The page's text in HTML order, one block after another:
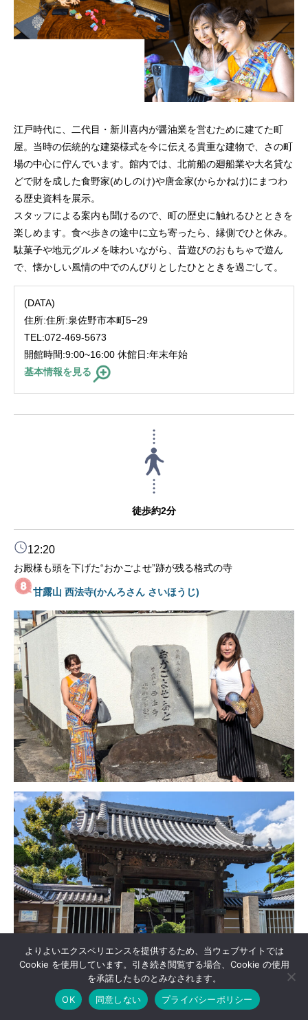
江戸時代に、二代目・新川喜内が醤油業を営むために建てた町
屋。当時の伝統的な建築様式を今に伝える貴重な建物で、さの町
場の中心に佇んでいます。館内では、北前船の廻船業や大名貸な
どで財を成した食野家(めしのけ)や唐金家(からかねけ)にまつわ
る歴史資料を展示。
スタッフによる案内も聞けるので、町の歴史に触れるひとときを
楽しめます。食べ歩きの途中に立ち寄ったら、縁側でひと休み。
駄菓子や地元グルメを味わいながら、昔遊びのおもちゃで遊ん
で、懐かしい風情の中でのんびりとしたひとときを過ごして。
(DATA)
住所:住所:泉佐野市本町5−29
TEL:072-469-5673
開館時間:9:00~16:00 休館日:年末年始
基本情報を見る
徒歩約2分
12:20
お殿様も頭を下げた“おかごよせ”跡が残る格式の寺
甘露山 西法寺(かんろさん さいほうじ)
よりよいエクスペリエンスを提供するため、当ウェブサイトでは
Cookie を使用しています。引き続き閲覧する場合、Cookie の使用
を承諾したものとみなされます。
OK
同意しない プライバシーポリシー